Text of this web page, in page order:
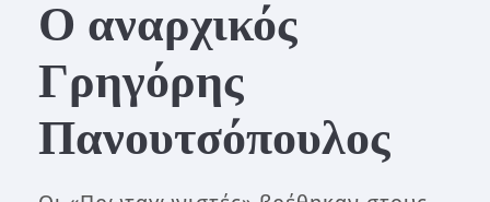
Ο αναρχικός
Γρηγόρης
Πανουτσόπουλος